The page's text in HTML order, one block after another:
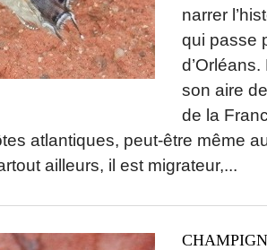
narrer
qui passe
son aire
de la
atlantiques, peut-être même
ailleurs, il est migrateur,...